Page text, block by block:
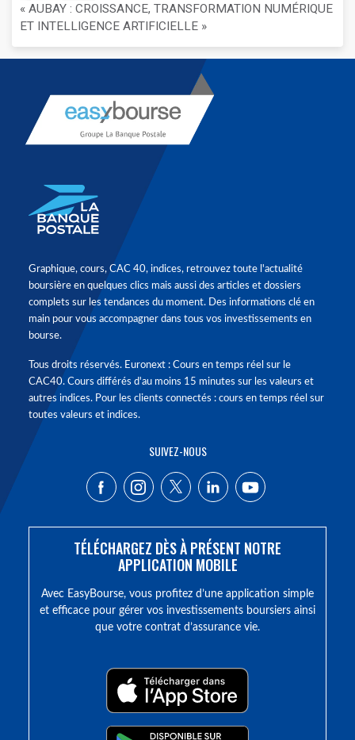
« AUBAY : CROISSANCE, TRANSFORMATION NUMÉRIQUE
ET INTELLIGENCE ARTIFICIELLE »
Graphique, cours, CAC 40, indices, retrouvez toute l'actualité
boursière en quelques clics mais aussi des articles et dossiers
complets sur les tendances du moment. Des informations clé en
main pour vous accompagner dans tous vos investissements en
bourse.
Tous droits réservés. Euronext : Cours en temps réel sur le
CAC40. Cours différés d'au moins 15 minutes sur les valeurs et
autres indices. Pour les clients connectés : cours en temps réel sur
toutes valeurs et indices.
SUIVEZ-NOUS
TÉLÉCHARGEZ DÈS À PRÉSENT NOTRE
APPLICATION MOBILE
Avec EasyBourse, vous profitez d’une application simple
et efficace pour gérer vos investissements boursiers ainsi
que votre contrat d’assurance vie.